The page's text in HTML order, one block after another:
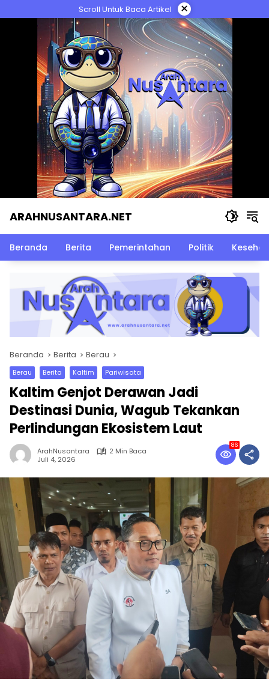
ke
Scroll Untuk Baca Artikel ×
ARAHNUSANTARA.NET
Beranda Berita Pemerintahan Politik
Beranda Berita Berau
Berau Berita Kaltim Pariwisata
Kaltim Genjot Derawan Jadi
Destinasi Dunia, Wagub Tekankan
Perlindungan Ekosistem Laut
ArahNusantara
2 Min Baca
Juli 4, 2026
86